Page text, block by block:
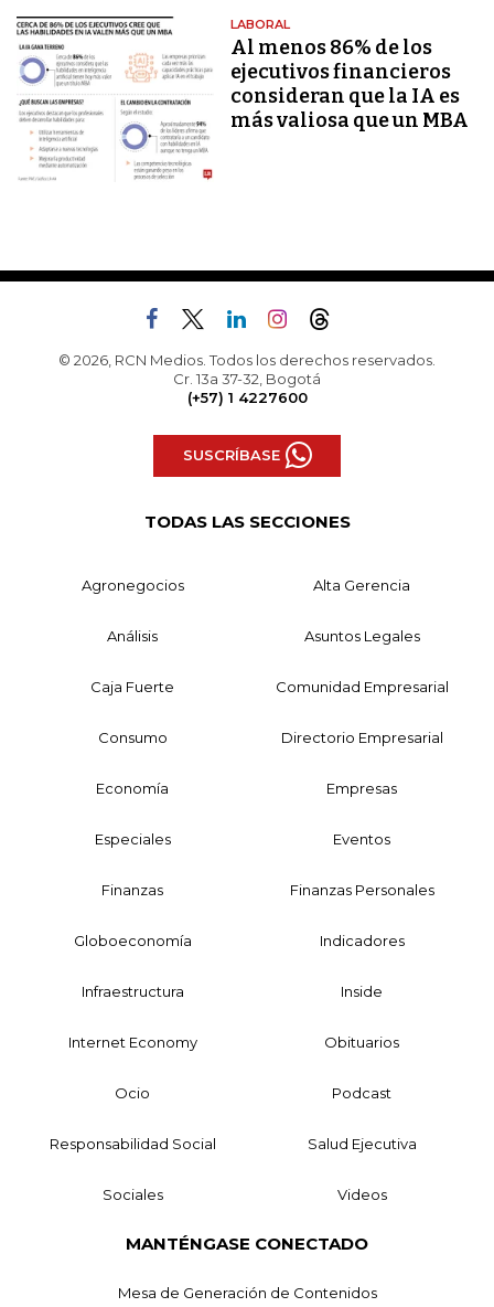
LABORAL
Al menos 86% de los
ejecutivos financieros
consideran que la IA es
más valiosa que un MBA
© 2026, RCN Medios. Todos los derechos reservados.
Cr. 13a 37-32, Bogotá
(+57) 1 4227600
SUSCRÍBASE
TODAS LAS SECCIONES
Agronegocios Alta Gerencia
Análisis Asuntos Legales
Caja Fuerte Comunidad Empresarial
Consumo Directorio Empresarial
Economía Empresas
Especiales Eventos
Finanzas Finanzas Personales
Globoeconomía Indicadores
Infraestructura Inside
Internet Economy Obituarios
Ocio Podcast
Responsabilidad Social Salud Ejecutiva
Sociales Videos
MANTÉNGASE CONECTADO
Mesa de Generación de Contenidos